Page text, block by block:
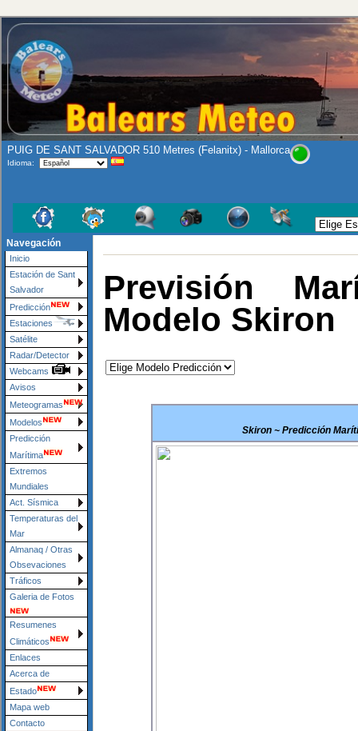
PUIG DE SANT SALVADOR 510 Metres (Felanitx) - Mallorca
Idioma:
Navegación
Inicio
Estación de Sant
Salvador
Predicción
Estaciones
Satélite
Radar/Detector
Webcams
Avisos
Meteogramas
Modelos
Predicción
Marítima
Extremos
Mundiales
Act. Sísmica
Temperaturas del
Mar
Almanaq / Otras
Obsevaciones
Tráficos
Galeria de Fotos
Resumenes
Climáticos
Enlaces
Acerca de
Estado
Mapa web
Contacto
Previsión
Modelo Skiron
Skiron ~ Predicción